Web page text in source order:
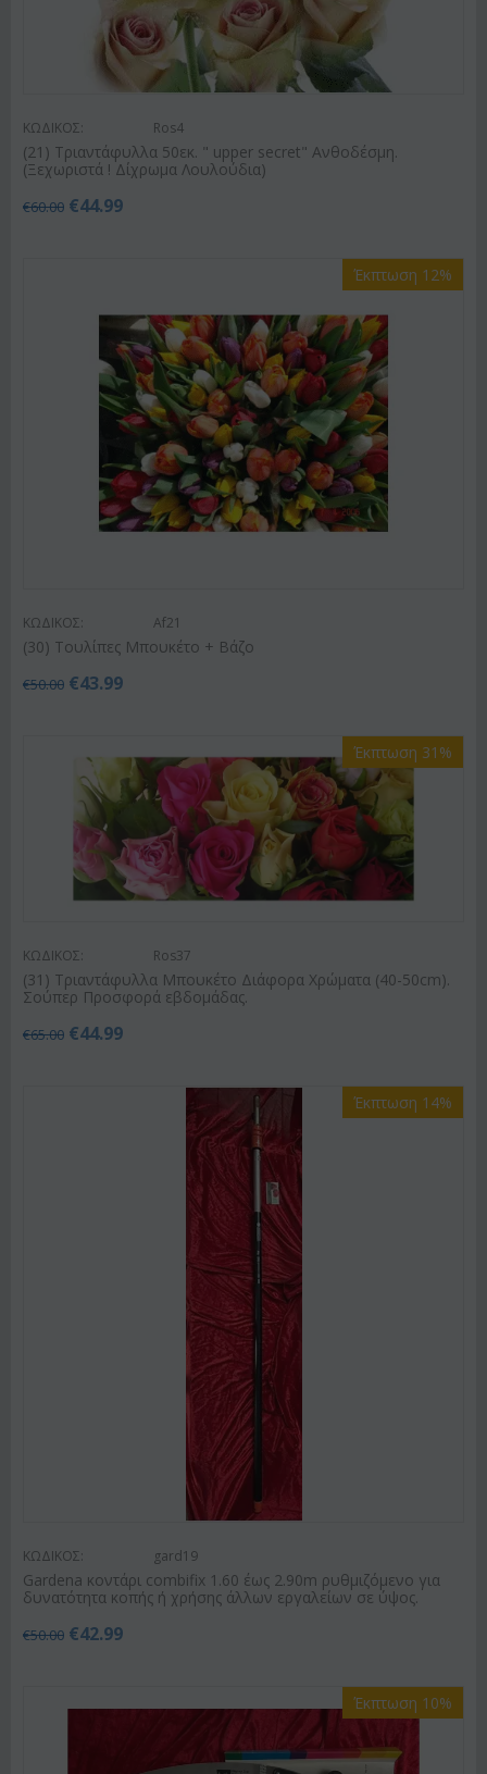
ΚΩΔΙΚΟΣ: Ros4
(21) Τριαντάφυλλα 50εκ. " upper secret" Ανθοδέσμη.
(Ξεχωριστά ! Δίχρωμα Λουλούδια)
€60.00 €44.99
Έκπτωση 12%
ΚΩΔΙΚΟΣ: Af21
(30) Τουλίπες Μπουκέτο + Βάζο
€50.00 €43.99
Έκπτωση 31%
ΚΩΔΙΚΟΣ: Ros37
(31) Τριαντάφυλλα Μπουκέτο Διάφορα Χρώματα (40-50cm).
Σούπερ Προσφορά εβδομάδας.
€65.00 €44.99
Έκπτωση 14%
ΚΩΔΙΚΟΣ: gard19
Gardena κοντάρι combifix 1.60 έως 2.90m ρυθμιζόμενο για
δυνατότητα κοπής ή χρήσης άλλων εργαλείων σε ύψος.
€50.00 €42.99
Έκπτωση 10%